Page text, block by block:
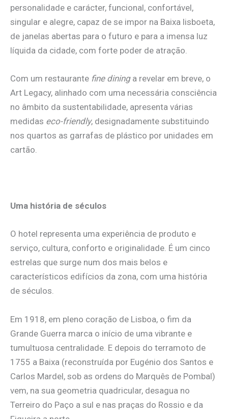
personalidade e carácter, funcional, confortável,
singular e alegre, capaz de se impor na Baixa lisboeta,
de janelas abertas para o futuro e para a imensa luz
líquida da cidade, com forte poder de atração.
Com um restaurante fine dininga revelar em breve, o
Art Legacy, alinhado com uma necessária consciência
no âmbito da sustentabilidade, apresenta várias
medidas eco-friendly, designadamente substituindo
nos quartos as garrafas de plástico por unidades em
cartão.
Uma história de séculos
O hotel representa uma experiência de produto e
serviço, cultura, conforto e originalidade. É um cinco
estrelas que surge num dos mais belos e
característicos edifícios da zona, com uma história
de séculos.
Em 1918, em pleno coração de Lisboa, o fim da
Grande Guerra marca o início de uma vibrante e
tumultuosa centralidade. E depois do terramoto de
1755 a Baixa (reconstruída por Eugénio dos Santos e
Carlos Mardel, sob as ordens do Marquês de Pombal)
vem, na sua geometria quadricular, desagua no
Terreiro do Paço a sul e nas praças do Rossio e da